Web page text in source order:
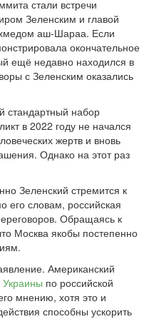
стали встречи
Зеленским и главой
аш-Шараа. Если
окончательное
ещё недавно находился в
с Зеленским оказались
стандартный набор
в 2022 году не начался
жертв и вновь
Однако на этот раз
Зеленский стремится к
его словам, российская
Обращаясь к
Москва якобы постепенно
Американский
Украины по российской
мнению, хотя это и
способны ускорить